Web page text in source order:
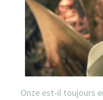
Onze est-il toujours